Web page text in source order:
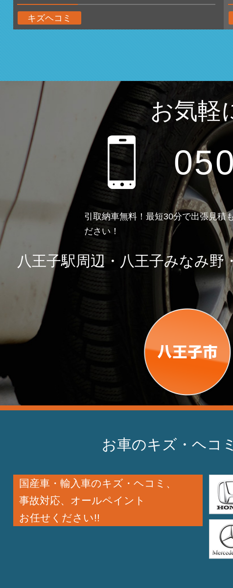
キズヘコミ
お気軽
引取納車無料！最短30分で出張見積
ださい！
八王子駅周辺・八王子みなみ
お車のキズ・ヘコ
国産車・輸入車のキズ・ヘコミ、
事故対応、オールペイント
お任せください!!